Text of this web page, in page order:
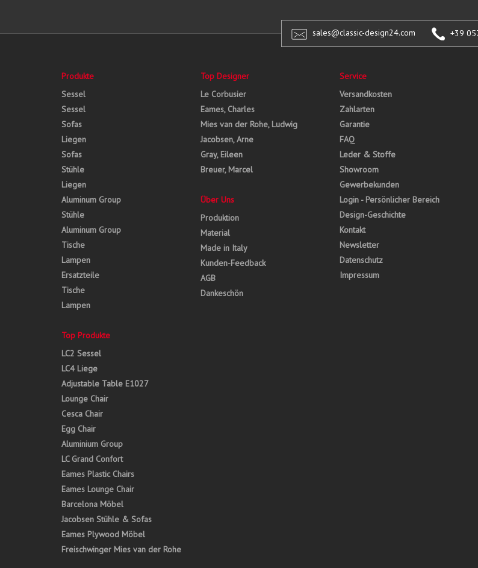
sales@classic-design24.com +39
Produkte
Sessel
Sessel
Sofas
Liegen
Sofas
Stühle
Liegen
Aluminum Group
Stühle
Aluminum Group
Tische
Lampen
Ersatzteile
Tische
Lampen
Top Produkte
LC2 Sessel
LC4 Liege
Adjustable Table E1027
Lounge Chair
Cesca Chair
Egg Chair
Aluminium Group
LC Grand Confort
Eames Plastic Chairs
Eames Lounge Chair
Barcelona Möbel
Jacobsen Stühle & Sofas
Eames Plywood Möbel
Freischwinger Mies van der Rohe
Top Designer
Le Corbusier
Eames, Charles
Mies van der Rohe, Ludwig
Jacobsen, Arne
Gray, Eileen
Breuer, Marcel
Über Uns
Produktion
Material
Made in Italy
Kunden-Feedback
AGB
Dankeschön
Service
Versandkosten
Zahlarten
Garantie
FAQ
Leder & Stoffe
Showroom
Gewerbekunden
Login - Persönlicher Bereich
Design-Geschichte
Kontakt
Newsletter
Datenschutz
Impressum